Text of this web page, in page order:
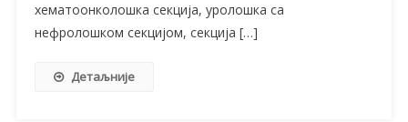
хематоонколошка секција, уролошка са
нефролошком секцијом, секција […]
Детаљније